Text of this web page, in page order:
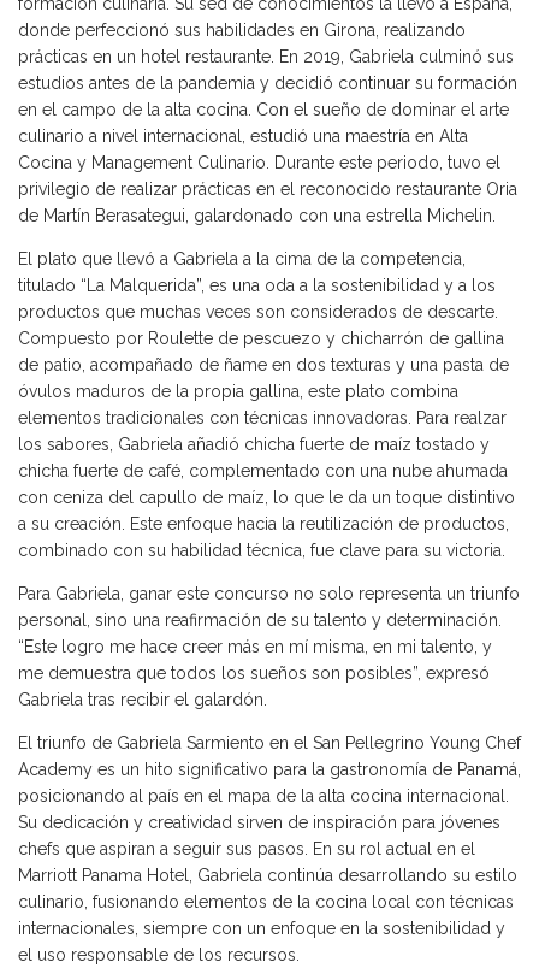
donde perfeccionó sus habilidades en Girona, realizando
prácticas en un hotel restaurante. En 2019, Gabriela culminó sus
estudios antes de la pandemia y decidió continuar su formación
en el campo de la alta cocina. Con el sueño de dominar el arte
culinario a nivel internacional, estudió una maestría en Alta
Cocina y Management Culinario. Durante este periodo, tuvo el
privilegio de realizar prácticas en el reconocido restaurante Oria
de Martín Berasategui, galardonado con una estrella Michelin.
El plato que llevó a Gabriela a la cima de la competencia,
titulado “La Malquerida”, es una oda a la sostenibilidad y a los
productos que muchas veces son considerados de descarte.
Compuesto por Roulette de pescuezo y chicharrón de gallina
de patio, acompañado de ñame en dos texturas y una pasta de
óvulos maduros de la propia gallina, este plato combina
elementos tradicionales con técnicas innovadoras. Para realzar
los sabores, Gabriela añadió chicha fuerte de maíz tostado y
chicha fuerte de café, complementado con una nube ahumada
con ceniza del capullo de maíz, lo que le da un toque distintivo
a su creación. Este enfoque hacia la reutilización de productos,
combinado con su habilidad técnica, fue clave para su victoria.
Para Gabriela, ganar este concurso no solo representa un triunfo
personal, sino una reafirmación de su talento y determinación.
“Este logro me hace creer más en mí misma, en mi talento, y
me demuestra que todos los sueños son posibles”, expresó
Gabriela tras recibir el galardón.
El triunfo de Gabriela Sarmiento en el San Pellegrino Young Chef
Academy es un hito significativo para la gastronomía de Panamá,
posicionando al país en el mapa de la alta cocina internacional.
Su dedicación y creatividad sirven de inspiración para jóvenes
chefs que aspiran a seguir sus pasos. En su rol actual en el
Marriott Panama Hotel, Gabriela continúa desarrollando su estilo
culinario, fusionando elementos de la cocina local con técnicas
internacionales, siempre con un enfoque en la sostenibilidad y
el uso responsable de los recursos.